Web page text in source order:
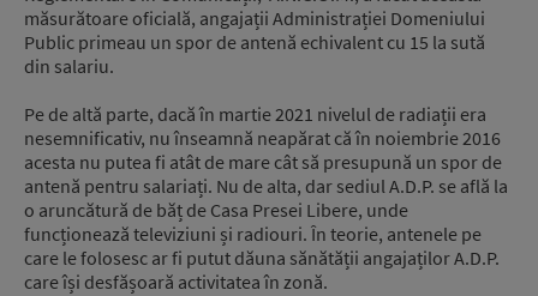
măsurătoare oficială, angajații Administrației Domeniului
Public primeau un spor de antenă echivalent cu 15 la sută
din salariu.
Pe de altă parte, dacă în martie 2021 nivelul de radiații era
nesemnificativ, nu înseamnă neapărat că în noiembrie 2016
acesta nu putea fi atât de mare cât să presupună un spor de
antenă pentru salariați. Nu de alta, dar sediul A.D.P. se află la
o aruncătură de băț de Casa Presei Libere, unde
funcționează televiziuni și radiouri. În teorie, antenele pe
care le folosesc ar fi putut dăuna sănătății angajaților A.D.P.
care își desfășoară activitatea în zonă.